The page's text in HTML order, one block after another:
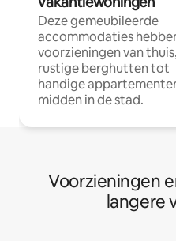
Deze gemeubileerde
accommodaties
voorzieningen van
rustige berghutten tot
handige
midden in de stad.
Voorzieningen
langere